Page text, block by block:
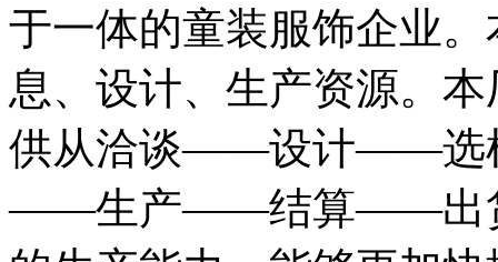
于一体的童装服饰企业
息、设计、生产资源。
供从洽谈——设计——
——生产——结算——出货